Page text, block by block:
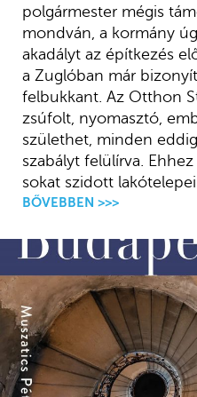
polgármester mégis
mondván, a kormány
akadályt az építkezés
a Zuglóban már
felbukkant. Az Otthon
zsúfolt, nyomasztó,
születhet, minden
szabályt felülírva.
sokat szidott
BŐVEBBEN >>>